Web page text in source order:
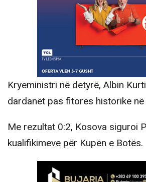
Kryeministri në detyrë, Albin
dardanët pas fitores historike në
Me rezultat 0:2, Kosova siguroi
kualifikimeve për Kupën e Botës.